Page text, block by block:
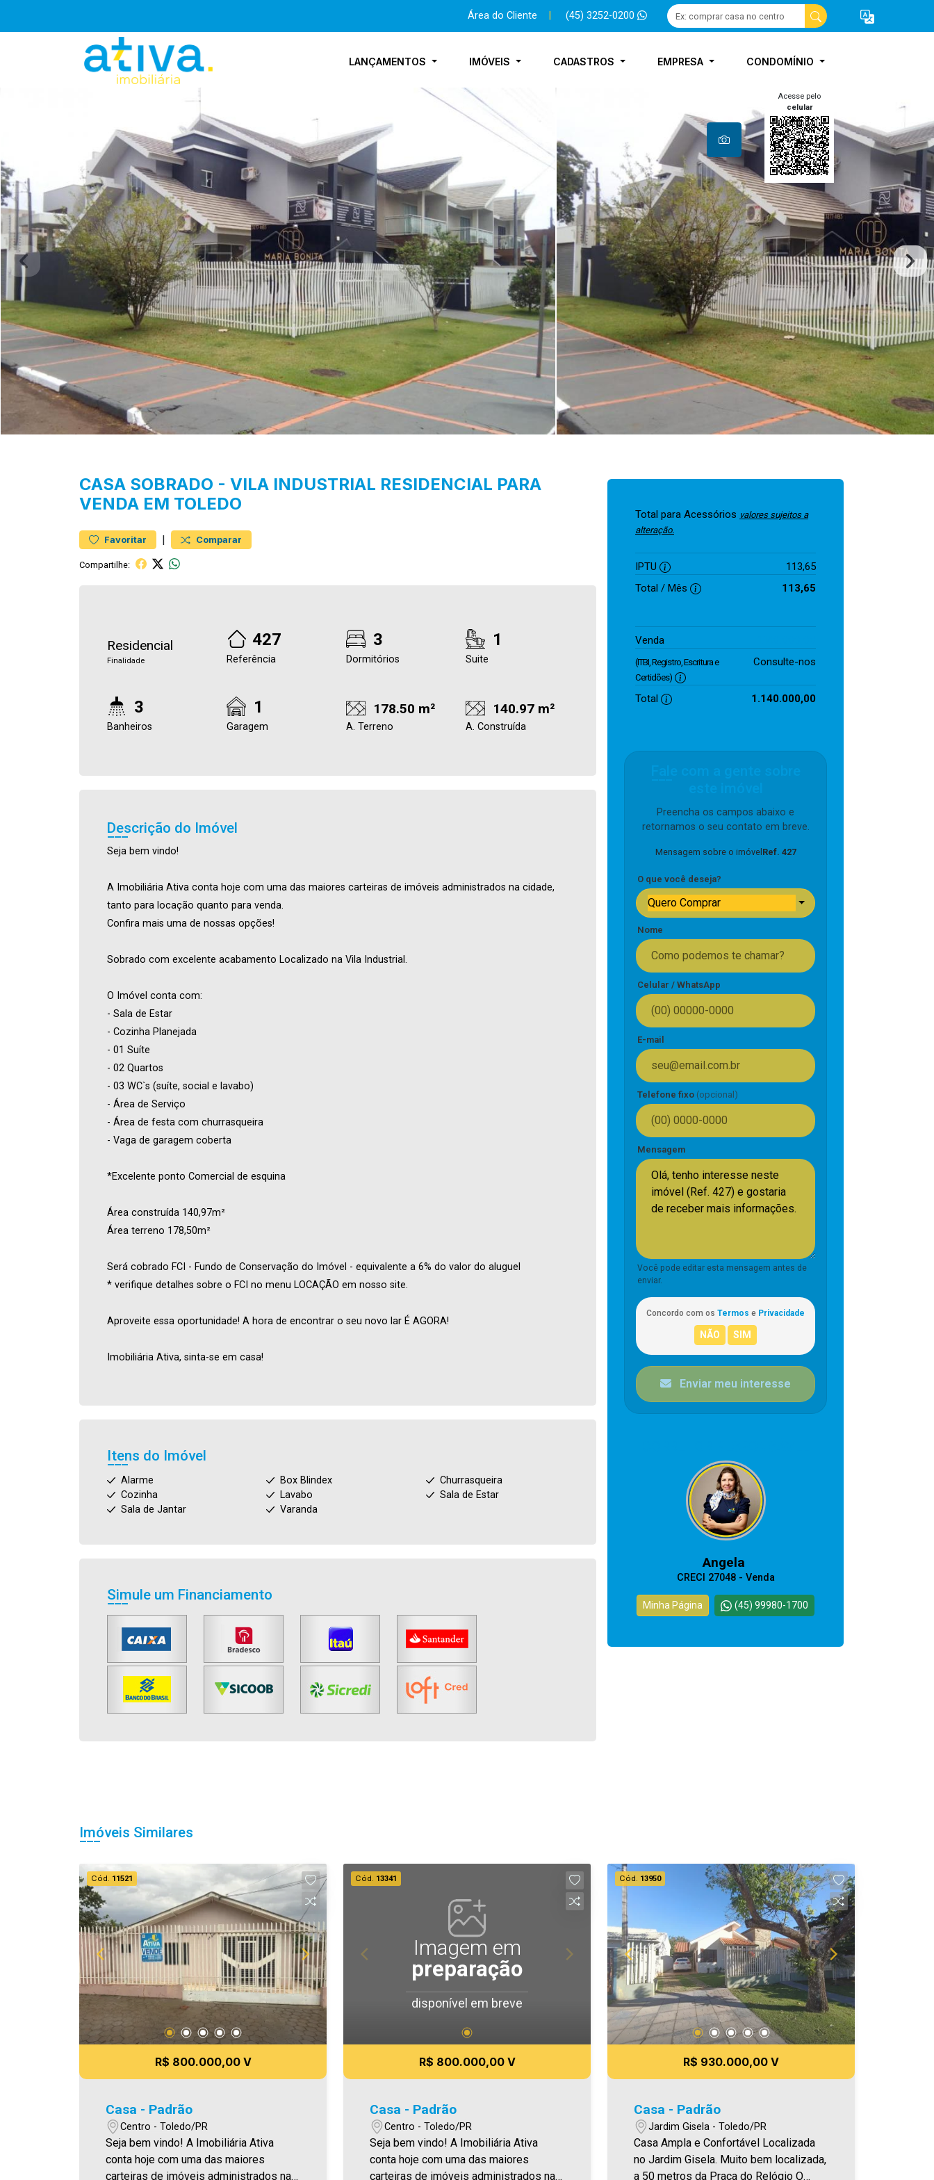
Área do Cliente (45) 3252-0200
LANÇAMENTOS IMÓVEIS CADASTROS EMPRESA CONDOMÍNIO
Acesse pelo
celular
CASA SOBRADO - VILA INDUSTRIAL RESIDENCIAL PARA
VENDA EM TOLEDO
Favoritar | Comparar
Compartilhe:
Residencial
Finalidade
427
Referência
3
Dormitórios
1
Suite
3
Banheiros
1
Garagem
178.50 m²
A. Terreno
140.97 m²
A. Construída
Descrição do Imóvel
Seja bem vindo!
A Imobiliária Ativa conta hoje com uma das maiores carteiras de imóveis administrados na cidade,
tanto para locação quanto para venda.
Confira mais uma de nossas opções!
Sobrado com excelente acabamento Localizado na Vila Industrial.
O Imóvel conta com:
- Sala de Estar
- Cozinha Planejada
- 01 Suíte
- 02 Quartos
- 03 WC`s (suíte, social e lavabo)
- Área de Serviço
- Área de festa com churrasqueira
- Vaga de garagem coberta
*Excelente ponto Comercial de esquina
Área construída 140,97m²
Área terreno 178,50m²
Será cobrado FCI - Fundo de Conservação do Imóvel - equivalente a 6% do valor do aluguel
* verifique detalhes sobre o FCI no menu LOCAÇÃO em nosso site.
Aproveite essa oportunidade! A hora de encontrar o seu novo lar É AGORA!
Imobiliária Ativa, sinta-se em casa!
Itens do Imóvel
Alarme Box Blindex
Churrasqueira
Cozinha
Lavabo
Sala de Estar
Sala de Jantar
Varanda
Simule um Financiamento
Total para Acessórios valores sujeitos a
alteração.
IPTU
113,65
Total / Mês
113,65
Venda
(ITBI, Registro, Escritura e
Certidões)
Consulte-nos
Total 1.140.000,00
Preencha os campos abaixo e
retornamos o seu contato em breve.
Mensagem sobre o imóvel Ref. 427
O que você deseja?
Quero Comprar
Nome
Celular / WhatsApp
E-mail
Telefone fixo (opcional)
Mensagem
Você pode editar esta mensagem antes de
enviar.
Concordo com os Termos e Privacidade
Enviar meu interesse
Angela
CRECI 27048 - Venda
Minha Página (45) 99980-1700
Imóveis Similares
Cód. 11521
R$ 800.000,00 V
Casa - Padrão
Centro - Toledo/PR
Seja bem vindo! A Imobiliária Ativa
conta hoje com uma das maiores
carteiras de imóveis administrados na
Cód. 13341
Imagem em
preparação
disponível em breve
R$ 800.000,00 V
Casa - Padrão
Centro - Toledo/PR
Seja bem vindo! A Imobiliária Ativa
conta hoje com uma das maiores
carteiras de imóveis administrados na
Cód. 13950
R$ 930.000,00 V
Casa - Padrão
Jardim Gisela - Toledo/PR
Casa Ampla e Confortável Localizada
no Jardim Gisela. Muito bem localizada,
a 50 metros da Praça do Relógio O